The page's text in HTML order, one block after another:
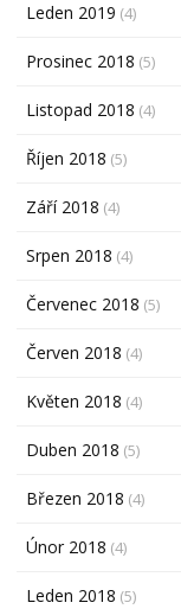
Leden 2019 (4)
Prosinec 2018 (5)
Listopad 2018 (4)
Říjen 2018 (5)
Září 2018 (4)
Srpen 2018 (4)
Červenec 2018 (5)
Červen 2018 (4)
Květen 2018 (4)
Duben 2018 (5)
Březen 2018 (4)
Únor 2018 (4)
Leden 2018 (5)